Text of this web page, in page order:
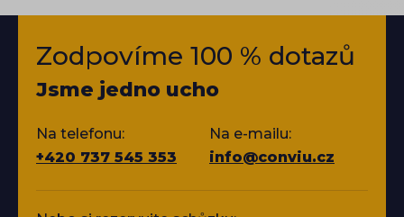
Zodpovíme 100 % dotazů
Jsme jedno ucho
Na telefonu:
+420 737 545 353
Na e-mailu:
info@conviu.cz